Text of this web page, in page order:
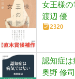
女王様の
渡辺 優
2320
認知症は
奥野 修司